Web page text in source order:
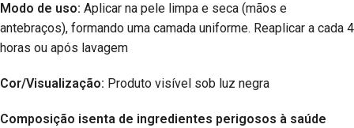
Modo de uso: Aplicar na pele limpa e seca (mãos e
antebraços), formando uma camada uniforme. Reaplicar a cada 4
horas ou após lavagem
Cor/Visualização: Produto visível sob luz negra
Composição isenta de ingredientes perigosos à saúde